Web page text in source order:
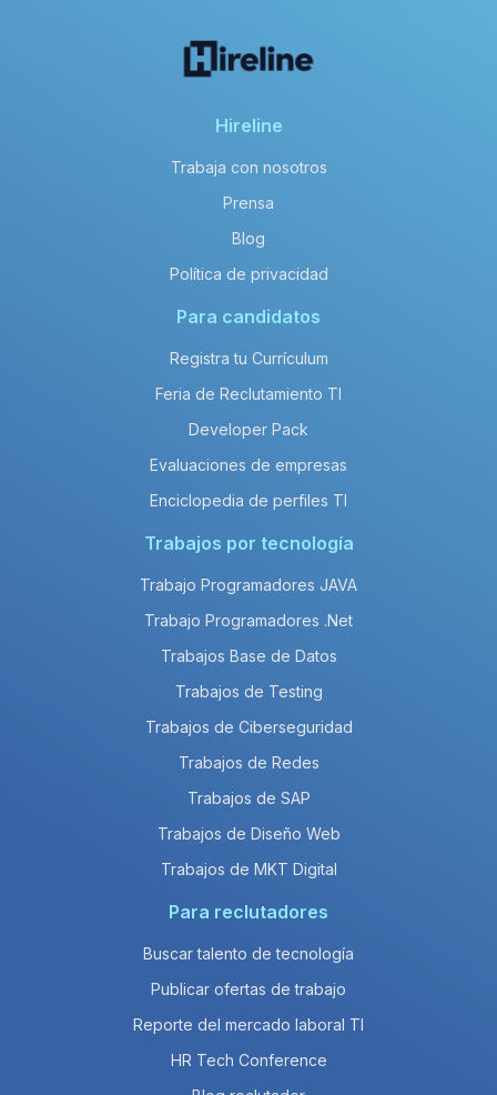
Hireline
Trabaja con nosotros
Prensa
Blog
Política de privacidad
Para candidatos
Registra tu Currículum
Feria de Reclutamiento TI
Developer Pack
Evaluaciones de empresas
Enciclopedia de perfiles TI
Trabajos por tecnología
Trabajo Programadores JAVA
Trabajo Programadores .Net
Trabajos Base de Datos
Trabajos de Testing
Trabajos de Ciberseguridad
Trabajos de Redes
Trabajos de SAP
Trabajos de Diseño Web
Trabajos de MKT Digital
Para reclutadores
Buscar talento de tecnología
Publicar ofertas de trabajo
Reporte del mercado laboral TI
HR Tech Conference